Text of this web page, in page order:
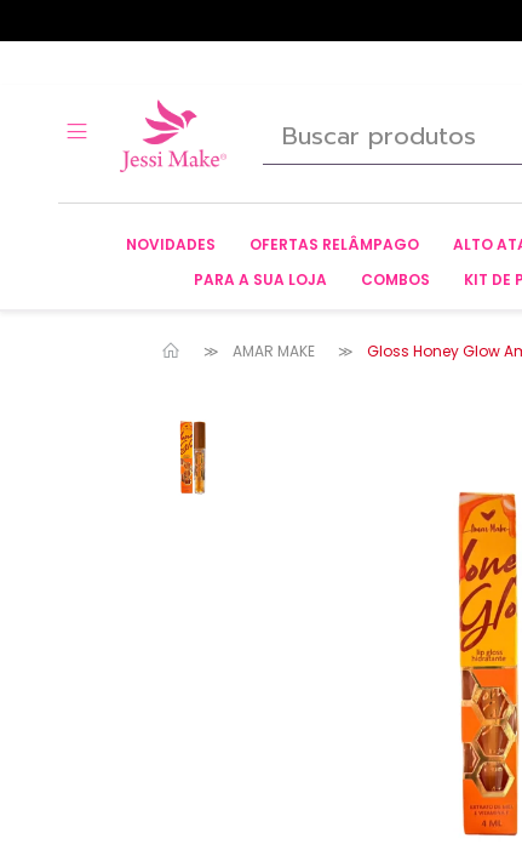
NOVIDADES OFERTAS RELÂMPAGO ALTO
PARA A SUA LOJA
COMBOS KIT DE
AMAR MAKE Gloss Honey Glow